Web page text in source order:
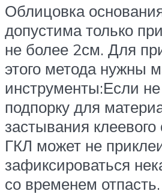
Облицовка
допустима только
не более 2см. Для
этого метода нужны
инструменты:Если
подпорку для
застывания клеевого
ГКЛ может не
зафиксироваться
со временем отпасть.